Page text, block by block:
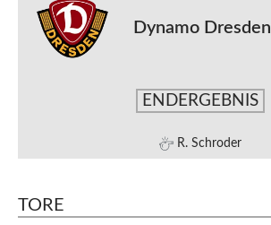
Dynamo Dresden
ENDERGEBNIS
R. Schroder
TORE